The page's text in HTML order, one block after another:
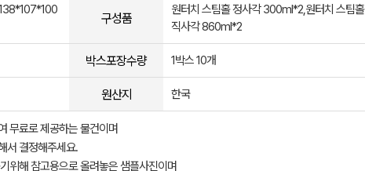
구성품
원터치 스팀홀 정사각 300ml*2,원터치 스팀홀
직사각 860ml*2
박스포장수량 1박스 10개
원산지 한국
무료로 제공하는 물건이며
서 결정해주세요.
위해 참고용으로 올려놓은 샘플사진이며